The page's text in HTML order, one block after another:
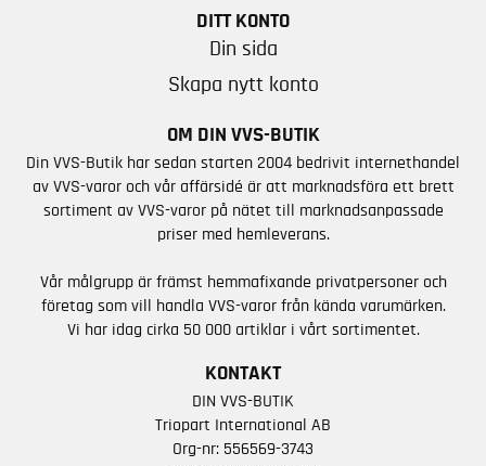
DITT KONTO
Din sida
Skapa nytt konto
OM DIN VVS-BUTIK
Din VVS-Butik har sedan starten 2004 bedrivit internethandel
av VVS-varor och vår affärsidé är att marknadsföra ett brett
sortiment av VVS-varor på nätet till marknadsanpassade
priser med hemleverans.
Vår målgrupp är främst hemmafixande privatpersoner och
företag som vill handla VVS-varor från kända varumärken.
Vi har idag cirka 50 000 artiklar i vårt sortimentet.
KONTAKT
DIN VVS-BUTIK
Triopart International AB
Org-nr: 556569-3743